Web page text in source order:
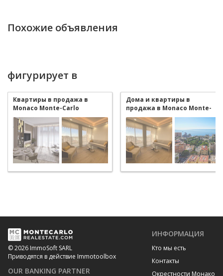
Похожие объявления
фигурирует в
Квартиры в продажа в
Monaco Monte-Carlo
Дома и квартиры в
продажа в Monaco Monte-
Carlo
© 2026 ImmoSoft SARL
Приводятся в действие Immotoolbox
OUR BANKING PARTNER
ИНФОРМАЦИЯ
Кто мы есть
Контакты
Окрестности Монако